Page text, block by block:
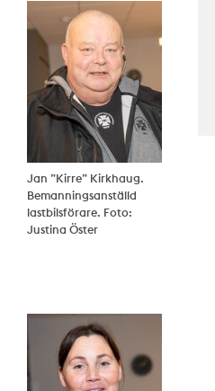
Jan ”Kirre” Kirkhaug.
Bemanningsanställd
lastbilsförare. Foto:
Justina Öster